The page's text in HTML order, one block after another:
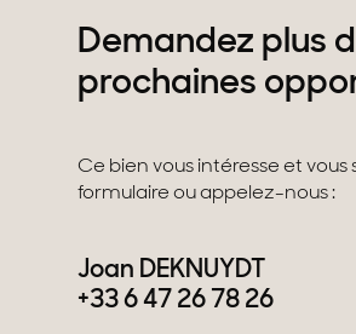
Demandez plus
prochaines
Ce bien vous intéresse et
formulaire ou appelez-nous :
Joan DEKNUYDT
+33 6 47 26 78 26